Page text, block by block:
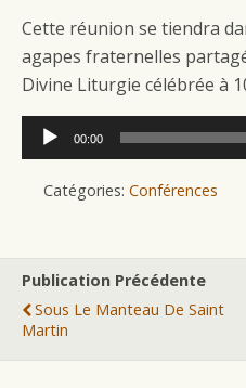
Cette réunion se tiendra
agapes fraternelles
Divine Liturgie célébrée à
Lecteur
audio
00:00
Catégories: Conférences
Publication Précédente
Sous Le Manteau De Saint
Martin